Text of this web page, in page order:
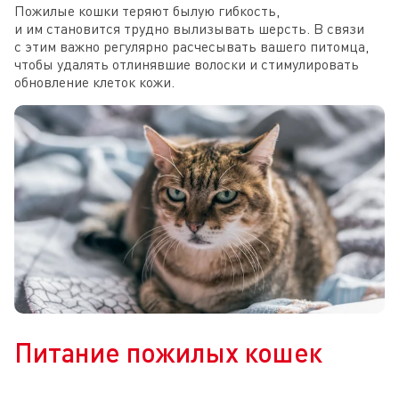
Пожилые кошки теряют былую гибкость,
и им становится трудно вылизывать шерсть. В связи
с этим важно регулярно расчесывать вашего питомца,
чтобы удалять отлинявшие волоски и стимулировать
обновление клеток кожи.
Питание пожилых кошек